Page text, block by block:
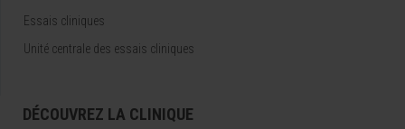
Essais cliniques
Unité centrale des essais cliniques
DÉCOUVREZ LA CLINIQUE